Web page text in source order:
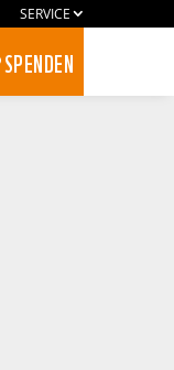
SERVICE
SPENDEN